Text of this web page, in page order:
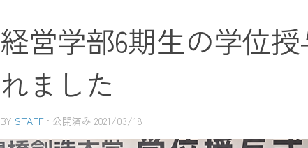
経営学部6期生の学位
れました
BY STAFF · 公開済み 2021/03/18